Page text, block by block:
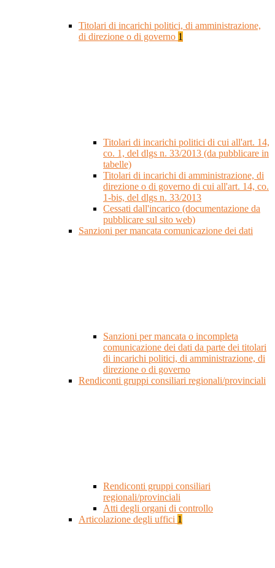
Titolari di incarichi politici, di amministrazione,
di direzione o di governo 1
Titolari di incarichi politici di cui all'art. 14,
co. 1, del dlgs n. 33/2013 (da pubblicare in
tabelle)
Titolari di incarichi di amministrazione, di
direzione o di governo di cui all'art. 14, co.
1-bis, del dlgs n. 33/2013
Cessati dall'incarico (documentazione da
pubblicare sul sito web)
Sanzioni per mancata comunicazione dei dati
Sanzioni per mancata o incompleta
comunicazione dei dati da parte dei titolari
di incarichi politici, di amministrazione, di
direzione o di governo
Rendiconti gruppi consiliari regionali/provinciali
Rendiconti gruppi consiliari
regionali/provinciali
Atti degli organi di controllo
Articolazione degli uffici 1